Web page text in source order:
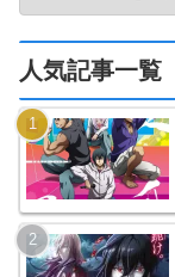
人気記事一覧